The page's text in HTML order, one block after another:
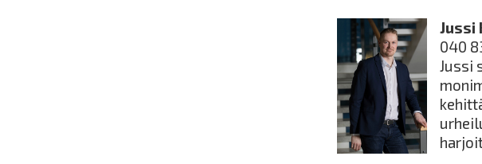
Jussi
040
Jussi